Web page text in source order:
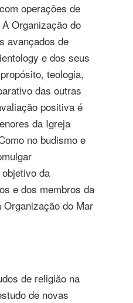
operações de
Organização do
avançados de
e dos seus
teologia,
das outras
positiva é
da Igreja
no budismo e
da
e dos membros da
do Mar
de religião na
de novas